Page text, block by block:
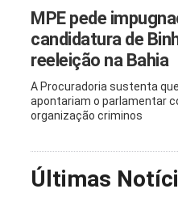
MPE pede
candidatura de
reeleição na Bahia
A Procuradoria sustenta
apontariam o parlamentar
organização criminos
Últimas